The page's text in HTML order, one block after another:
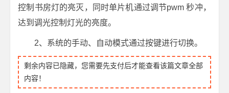
控制书房灯的亮灭，同时单片机通过调节pwm 秒冲，
达到调光控制灯光的亮度。
2、系统的手动、自动模式通过按键进行切换。
剩余内容已隐藏，您需要先支付后才能查看该篇文章全部
内容！